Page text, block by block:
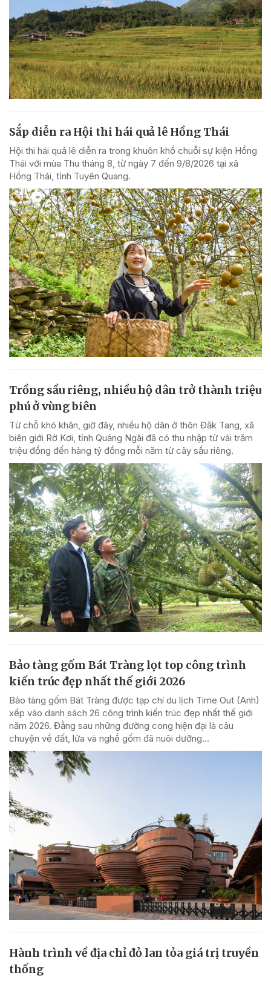
Sắp diễn ra Hội thi hái quả lê Hồng Thái
Hội thi hái quả lê diễn ra trong khuôn khổ chuỗi sự kiện Hồng
Thái với mùa Thu tháng 8, từ ngày 7 đến 9/8/2026 tại xã
Hồng Thái, tỉnh Tuyên Quang.
Trồng sầu riêng, nhiều hộ dân trở thành triệu
phú ở vùng biên
Từ chỗ khó khăn, giờ đây, nhiều hộ dân ở thôn Đăk Tang, xã
biên giới Rờ Kơi, tỉnh Quảng Ngãi đã có thu nhập từ vài trăm
triệu đồng đến hàng tỷ đồng mỗi năm từ cây sầu riêng.
Bảo tàng gốm Bát Tràng lọt top công trình
kiến trúc đẹp nhất thế giới 2026
Bảo tàng gốm Bát Tràng được tạp chí du lịch Time Out (Anh)
xếp vào danh sách 26 công trình kiến trúc đẹp nhất thế giới
năm 2026. Đằng sau những đường cong hiện đại là câu
chuyện về đất, lửa và nghề gốm đã nuôi dưỡng...
Hành trình về địa chỉ đỏ lan tỏa giá trị truyền
thống